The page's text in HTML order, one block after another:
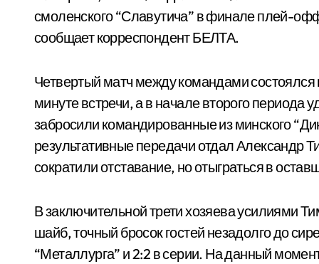
смоленского “Славутича” в финале плей-
сообщает корреспондент БЕЛТА.
Четвертый матч между командами
минуте встречи, а в начале второго периода
забросили командированные из минского
результативные передачи отдал Александр
сократили отставание, но отыграться в
В заключительной трети хозяева усилиями
шайб, точный бросок гостей незадолго до
“Металлурга” и 2:2 в серии. На данный